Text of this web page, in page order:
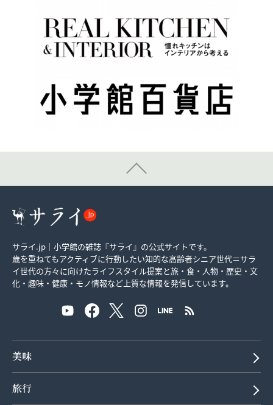
サライ.jp｜小学館の雑誌『サライ』の公式サイトです。
歳を重ねてもアクティブに行動したい知的な高齢者シニア世代＝サラ
イ世代の方々に向けたライフスタイル提案と旅・食・人物・歴史・文
化・趣味・健康・モノ情報など上質な情報を発信しています。
美味
旅行